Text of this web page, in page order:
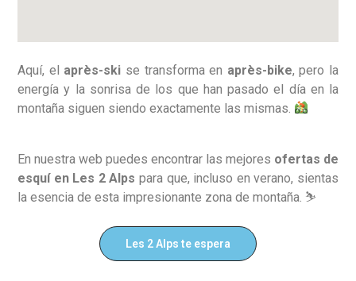
Aquí, el après-ski se transforma en après-bike, pero la
energía y la sonrisa de los que han pasado el día en la
montaña siguen siendo exactamente las mismas.
En nuestra web puedes encontrar las mejores ofertas de
esquí en Les 2 Alps para que, incluso en verano, sientas
la esencia de esta impresionante zona de montaña. ⛷️
Les 2 Alps te espera